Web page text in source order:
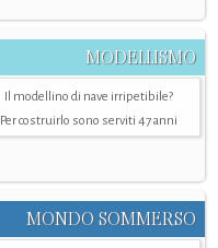
MODELLISMO
Il modellino di nave irripetibile?
Per costruirlo sono serviti 47 anni
MONDO SOMMERSO